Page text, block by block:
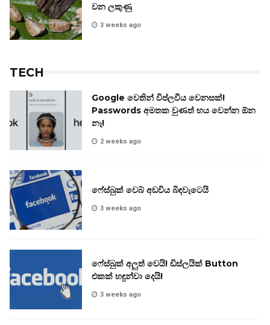
වන ලකුණු
3 weeks ago
TECH
Google වෙතින් විප්ලවීය වෙනසක්!
Passwords අමතක වුණත් භය වෙන්න ඕන
නෑ!
2 weeks ago
ෆේස්බුක් වෙබ් අඩවිය බිඳවැටෙයි
3 weeks ago
ෆේස්බුක් අලුත් වෙයි! ඩිස්ලයික් Button
එකක් හඳුන්වා දෙයි!
3 weeks ago